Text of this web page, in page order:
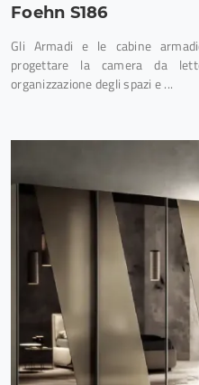
Foehn S186
Gli Armadi e le cabine
progettare la camera da
organizzazione degli spazi e ...